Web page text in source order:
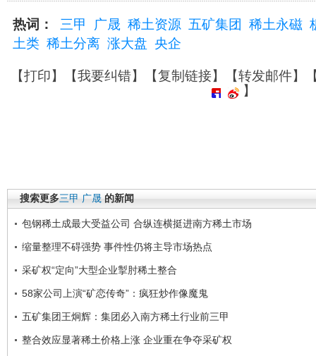
热词： 三甲 广晟 稀土资源 五矿集团 稀土永磁
土类 稀土分离 涨大盘 央企
【打印】【我要纠错】【复制链接】【转发邮件】
】
搜索更多三甲 广晟 的新闻
包钢稀土成最大受益公司 合纵连横挺进南方稀土市场
缩量整理不碍强势 事件性仍将主导市场热点
采矿权“定向”大型企业掣肘稀土整合
58家公司上演“矿恋传奇”：疯狂炒作像魔鬼
五矿集团王炯辉：集团必入南方稀土行业前三甲
整合效应显著稀土价格上涨 企业重在争夺采矿权